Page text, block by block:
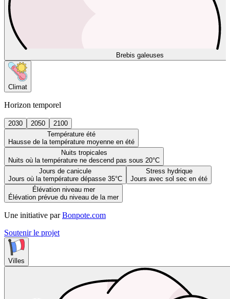
Brebis galeuses
Climat
Horizon temporel
2030 2050
2100
Température été
Hausse de la température moyenne en été
Nuits tropicales
Nuits où la température ne descend pas sous 20°C
Jours de canicule
Jours où la température dépasse 35°C
Stress hydrique
Jours avec sol sec en été
Élévation niveau mer
Élévation prévue du niveau de la mer
Une initiative par Bonpote.com
Soutenir le projet
Villes